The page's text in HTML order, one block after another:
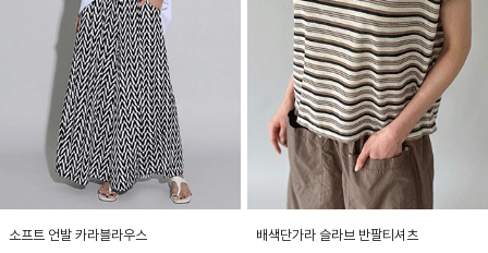
소프트 언발 카라블라우스 배색단가라 슬라브 반팔티셔츠